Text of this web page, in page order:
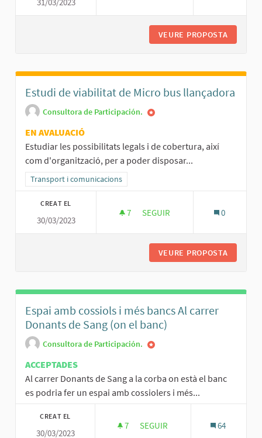
VEURE PROPOSTA
Estudi de viabilitat de Micro bus llançadora
Consultora de Participación.
EN AVALUACIÓ
Estudiar les possibilitats legals i de cobertura, així
com d'organització, per a poder disposar...
Resultats al filtrar per la categoria: Transport i comunicacions
Transport i comunicacions
CREAT EL
30/03/2023
7 7 SEGUIDORES
SEGUIR 0
VEURE PROPOSTA
Espai amb cossiols i més bancs Al carrer
Donants de Sang (on el banc)
Consultora de Participación.
ACCEPTADES
Al carrer Donants de Sang a la corba on està el banc
es podria fer un espai amb cossiolers i més...
CREAT EL
30/03/2023
7 7 SEGUIDORES
SEGUIR 64